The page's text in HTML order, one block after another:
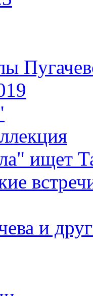
ищет
и